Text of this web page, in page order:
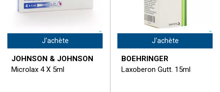
J'achète
JOHNSON & JOHNSON
Microlax 4 X 5ml
J'achète
BOEHRINGER
Laxoberon Gutt. 15ml